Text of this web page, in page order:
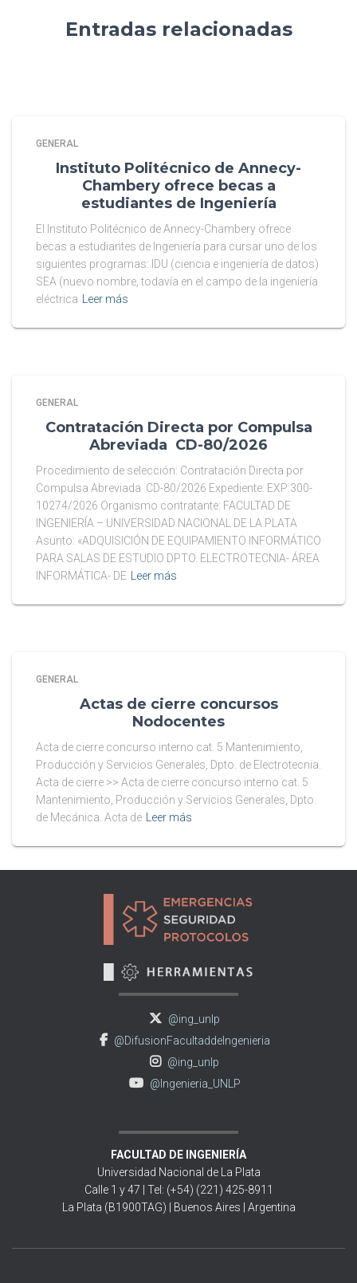
Entradas relacionadas
GENERAL
Instituto Politécnico de Annecy-
Chambery ofrece becas a
estudiantes de Ingeniería
El Instituto Politécnico de Annecy-Chambery ofrece
becas a estudiantes de Ingeniería para cursar uno de los
siguientes programas: IDU (ciencia e ingeniería de datos)
SEA (nuevo nombre, todavía en el campo de la ingeniería
eléctrica
Leer más
GENERAL
Contratación Directa por Compulsa
Abreviada CD-80/2026
Procedimiento de selección: Contratación Directa por
Compulsa Abreviada CD-80/2026 Expediente: EXP:300-
10274/2026 Organismo contratante: FACULTAD DE
INGENIERÍA – UNIVERSIDAD NACIONAL DE LA PLATA
Asunto: «ADQUISICIÓN DE EQUIPAMIENTO INFORMÁTICO
PARA SALAS DE ESTUDIO DPTO. ELECTROTECNIA- ÁREA
INFORMÁTICA- DE
Leer más
GENERAL
Actas de cierre concursos
Nodocentes
Acta de cierre concurso interno cat. 5 Mantenimiento,
Producción y Servicios Generales, Dpto. de Electrotecnia.
Acta de cierre >> Acta de cierre concurso interno cat. 5
Mantenimiento, Producción y Servicios Generales, Dpto.
de Mecánica. Acta de
Leer más
@ing_unlp
@DifusionFacultaddeIngenieria
@ing_unlp
@Ingenieria_UNLP
FACULTAD DE INGENIERÍA
Universidad Nacional de La Plata
Calle 1 y 47 | Tel: (+54) (221) 425-8911
La Plata (B1900TAG) | Buenos Aires | Argentina